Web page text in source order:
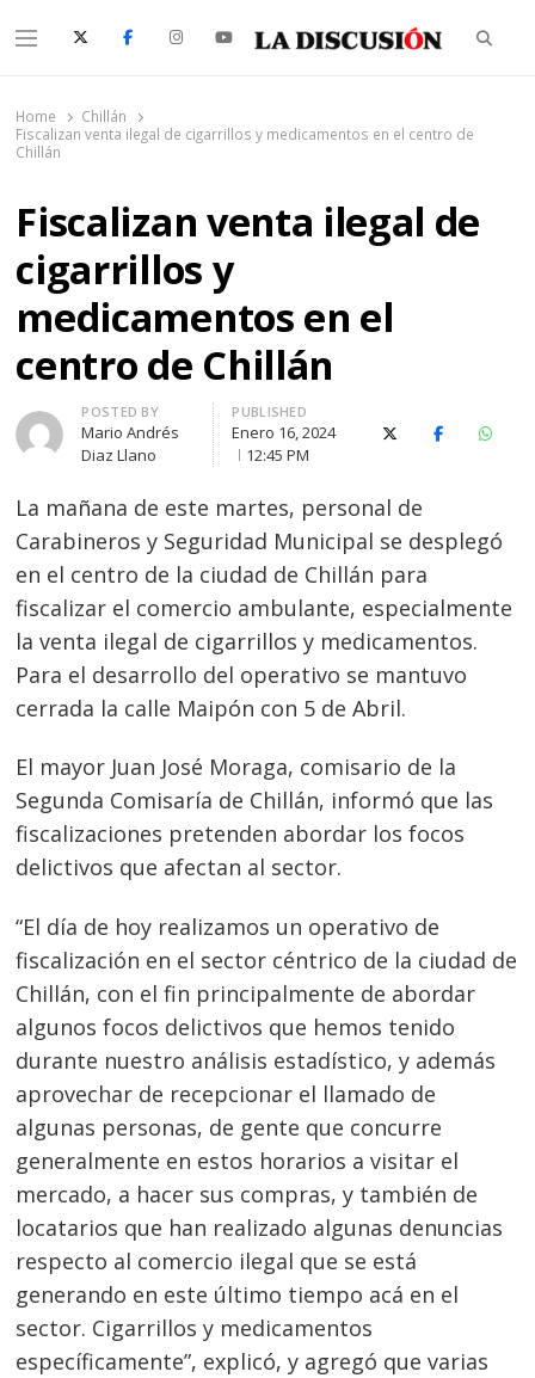
Menu
Home
Chillán
Fiscalizan venta ilegal de cigarrillos y medicamentos en el centro de
Chillán
Fiscalizan venta ilegal de
cigarrillos y
medicamentos en el
centro de Chillán
Author
POSTED BY
Mario Andrés
Diaz Llano
PUBLISHED
Enero 16, 2024
12:45 PM
X (Twitter)Facebook
La mañana de este martes, personal de
Carabineros y Seguridad Municipal se desplegó
en el centro de la ciudad de Chillán para
fiscalizar el comercio ambulante, especialmente
la venta ilegal de cigarrillos y medicamentos.
Para el desarrollo del operativo se mantuvo
cerrada la calle Maipón con 5 de Abril.
El mayor Juan José Moraga, comisario de la
Segunda Comisaría de Chillán, informó que las
fiscalizaciones pretenden abordar los focos
delictivos que afectan al sector.
“El día de hoy realizamos un operativo de
fiscalización en el sector céntrico de la ciudad de
Chillán, con el fin principalmente de abordar
algunos focos delictivos que hemos tenido
durante nuestro análisis estadístico, y además
aprovechar de recepcionar el llamado de
algunas personas, de gente que concurre
generalmente en estos horarios a visitar el
mercado, a hacer sus compras, y también de
locatarios que han realizado algunas denuncias
respecto al comercio ilegal que se está
generando en este último tiempo acá en el
sector. Cigarrillos y medicamentos
específicamente”, explicó, y agregó que varias